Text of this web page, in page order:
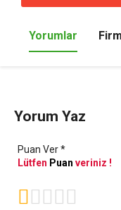
Yorumlar
Yorum Yaz
Puan Ver *
Lütfen Puan veriniz !
